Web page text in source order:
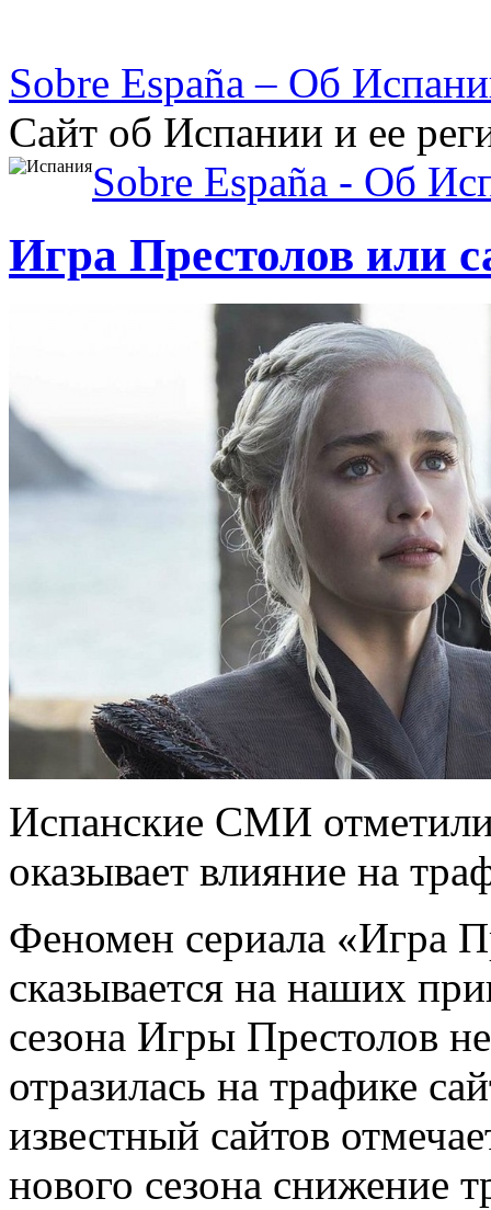
Sobre España – Об
Сайт об Испании и ее
Sobre España - Об
Игра Престолов или
Испанские СМИ
оказывает влияние на
Феномен сериала «Игра
сказывается на наших
сезона Игры Престолов
отразилась на трафике
известный сайтов
нового сезона снижение